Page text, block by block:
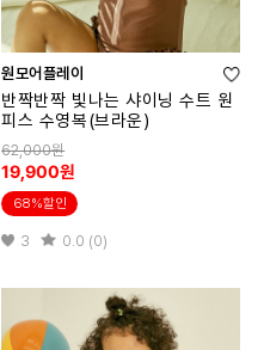
원모어플레이
반짝반짝 빛나는 샤이닝 수트 원
피스 수영복(브라운)
62,000원
19,900원
68%할인
3 0.0 (0)